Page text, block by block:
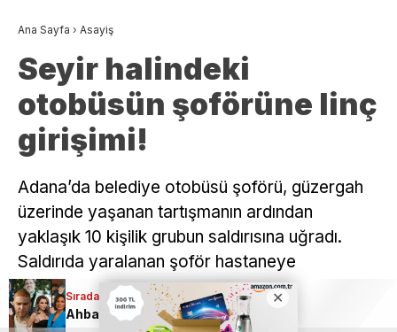
Sıradaki Haber
Ana Sayfa › Asayiş
Seyir halindeki
otobüsün şoförüne linç
girişimi!
Adana’da belediye otobüsü şoförü, güzergah
üzerinde yaşanan tartışmanın ardından
yaklaşık 10 kişilik grubun saldırısına uğradı.
Saldırıda yaralanan şoför hastaneye
kaldırılırken, polis ekipleri olaya karışan kişilerin
yakalanması için çalışma başlattı.